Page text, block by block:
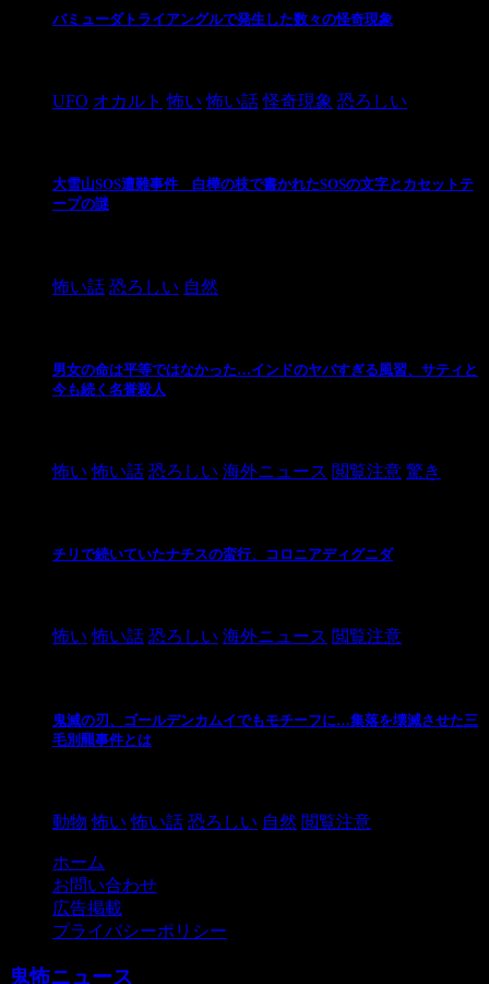
バミューダトライアングルで発生した数々の怪奇現象
UFO オカルト 怖い 怖い話 怪奇現象 恐ろしい
大雪山SOS遭難事件 白樺の枝で書かれたSOSの文字とカセットテ
ープの謎
怖い話 恐ろしい 自然
男女の命は平等ではなかった…インドのヤバすぎる風習、サティと
今も続く名誉殺人
怖い 怖い話 恐ろしい 海外ニュース 閲覧注意 驚き
チリで続いていたナチスの蛮行、コロニアディグニダ
怖い 怖い話 恐ろしい 海外ニュース 閲覧注意
鬼滅の刃、ゴールデンカムイでもモチーフに…集落を壊滅させた三
毛別羆事件とは
動物 怖い 怖い話 恐ろしい 自然 閲覧注意
ホーム
お問い合わせ
広告掲載
プライバシーポリシー
鬼怖ニュース